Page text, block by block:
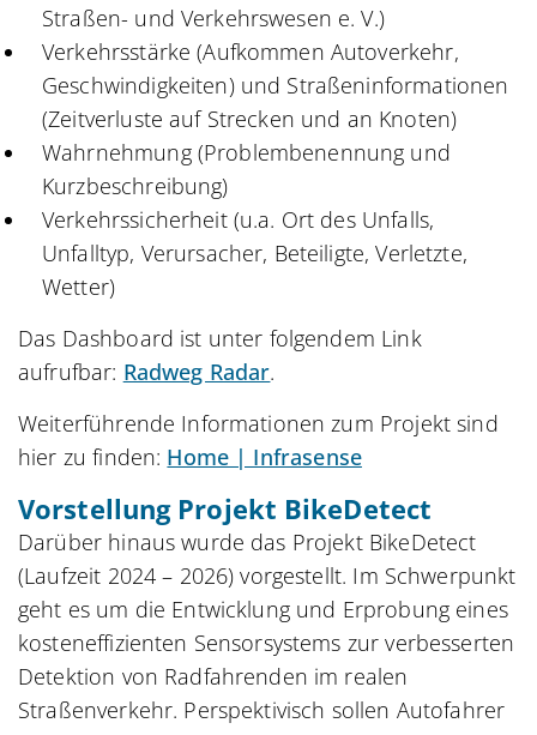
Straßen- und Verkehrswesen e. V.)
Verkehrsstärke (Aufkommen Autoverkehr,
Geschwindigkeiten) und Straßeninformationen
(Zeitverluste auf Strecken und an Knoten)
Wahrnehmung (Problembenennung und
Kurzbeschreibung)
Verkehrssicherheit (u.a. Ort des Unfalls,
Unfalltyp, Verursacher, Beteiligte, Verletzte,
Wetter)
Das Dashboard ist unter folgendem Link
aufrufbar: Radweg Radar.
Weiterführende Informationen zum Projekt sind
hier zu finden: Home | Infrasense
Vorstellung Projekt BikeDetect
Darüber hinaus wurde das Projekt BikeDetect
(Laufzeit 2024 – 2026) vorgestellt. Im Schwerpunkt
geht es um die Entwicklung und Erprobung eines
kosteneffizienten Sensorsystems zur verbesserten
Detektion von Radfahrenden im realen
Straßenverkehr. Perspektivisch sollen Autofahrer